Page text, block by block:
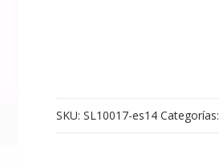
SKU: SL10017-es14 Categorías: